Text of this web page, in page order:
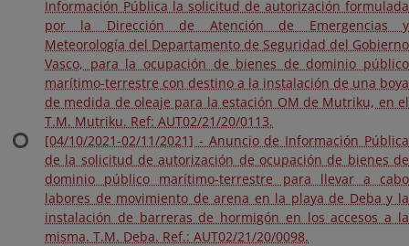
Información Pública la solicitud de autorización formulada
por la Dirección de Atención de Emergencias y
Meteorología del Departamento de Seguridad del Gobierno
Vasco, para la ocupación de bienes de dominio público
marítimo-terrestre con destino a la instalación de una boya
de medida de oleaje para la estación OM de Mutriku, en el
T.M. Mutriku. Ref: AUT02/21/20/0113.
[04/10/2021-02/11/2021] - Anuncio de Información Pública
de la solicitud de autorización de ocupación de bienes de
dominio público marítimo-terrestre para llevar a cabo
labores de movimiento de arena en la playa de Deba y la
instalación de barreras de hormigón en los accesos a la
misma. T.M. Deba. Ref.: AUT02/21/20/0098.